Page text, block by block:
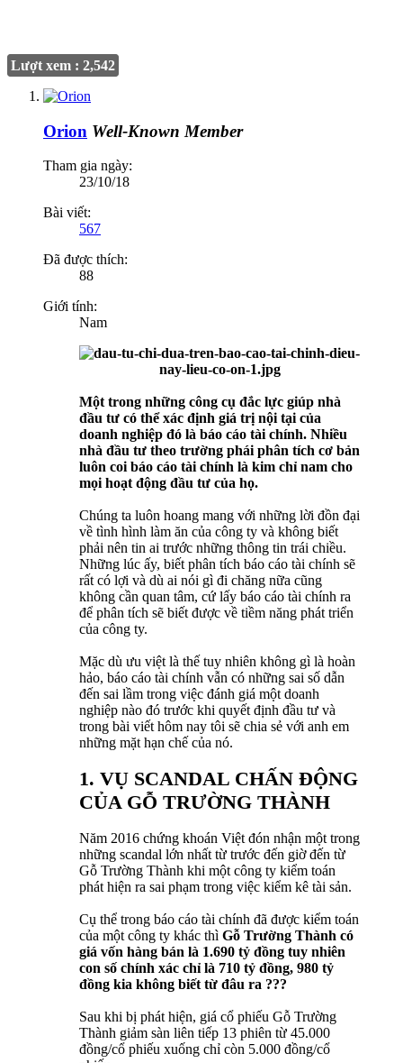
Lượt xem : 2,542
Orion Well-Known Member
Tham gia ngày:
23/10/18
Bài viết:
567
Đã được thích:
88
Giới tính:
Nam
Một trong những công cụ đắc lực giúp nhà
đầu tư có thể xác định giá trị nội tại của
doanh nghiệp đó là báo cáo tài chính. Nhiều
nhà đầu tư theo trường phái phân tích cơ bản
luôn coi báo cáo tài chính là kim chỉ nam cho
mọi hoạt động đầu tư của họ.
Chúng ta luôn hoang mang với những lời đồn đại
về tình hình làm ăn của công ty và không biết
phải nên tin ai trước những thông tin trái chiều.
Những lúc ấy, biết phân tích báo cáo tài chính sẽ
rất có lợi và dù ai nói gì đi chăng nữa cũng
không cần quan tâm, cứ lấy báo cáo tài chính ra
để phân tích sẽ biết được về tiềm năng phát triển
của công ty.
Mặc dù ưu việt là thế tuy nhiên không gì là hoàn
hảo, báo cáo tài chính vẫn có những sai số dẫn
đến sai lầm trong việc đánh giá một doanh
nghiệp nào đó trước khi quyết định đầu tư và
trong bài viết hôm nay tôi sẽ chia sẻ với anh em
những mặt hạn chế của nó.
1. VỤ SCANDAL CHẤN ĐỘNG
CỦA GỖ TRƯỜNG THÀNH
Năm 2016 chứng khoán Việt đón nhận một trong
những scandal lớn nhất từ trước đến giờ đến từ
Gỗ Trường Thành khi một công ty kiểm toán
phát hiện ra sai phạm trong việc kiểm kê tài sản.
Cụ thể trong báo cáo tài chính đã được kiểm toán
của một công ty khác thì Gỗ Trường Thành có
giá vốn hàng bán là 1.690 tỷ đồng tuy nhiên
con số chính xác chỉ là 710 tỷ đồng, 980 tỷ
đồng kia không biết từ đâu ra ???
Sau khi bị phát hiện, giá cổ phiếu Gỗ Trường
Thành giảm sàn liên tiếp 13 phiên từ 45.000
đồng/cổ phiếu xuống chỉ còn 5.000 đồng/cổ